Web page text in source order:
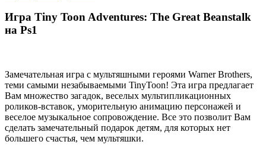
Игра Tiny Toon Adventures: The Great Beanstalk
на Ps1
Замечательная игра с мультяшными героями Warner Brothers,
теми самыми незабываемыми TinyToon! Эта игра предлагает
Вам множество загадок, веселых мультипликационных
роликов-вставок, уморительную анимацию персонажей и
веселое музыкальное сопровождение. Все это позволит Вам
сделать замечательный подарок детям, для которых нет
большего счастья, чем мультяшки.